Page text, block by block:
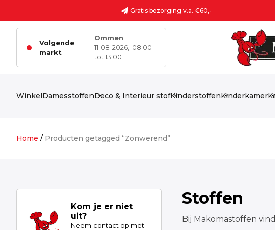
Gratis bezorging v.a. €60,-
Volgende
markt
Ommen
11-08-2026,
08:00
tot 13:00
WinkelDamesstoffenDeco & Interieur stofKinderstoffenKinderkamer
Home / Producten getagged “Zonwerend”
Kom je er niet
uit?
Neem contact op met
Stoffen
Bij Makomastoffen